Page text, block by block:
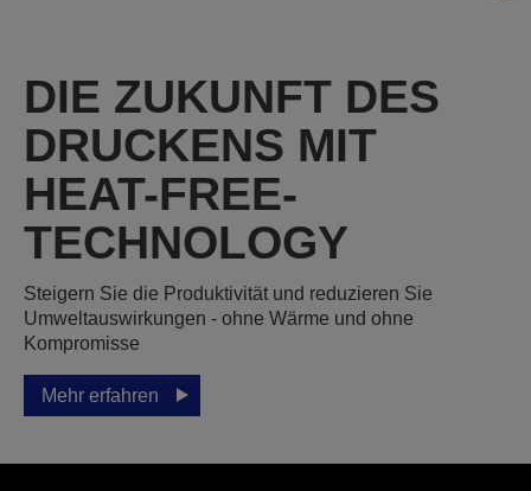
DIE ZUKUNFT DES
DRUCKENS MIT
HEAT-FREE-
TECHNOLOGY
Steigern Sie die Produktivität und reduzieren Sie
Umweltauswirkungen - ohne Wärme und ohne
Kompromisse
Mehr erfahren